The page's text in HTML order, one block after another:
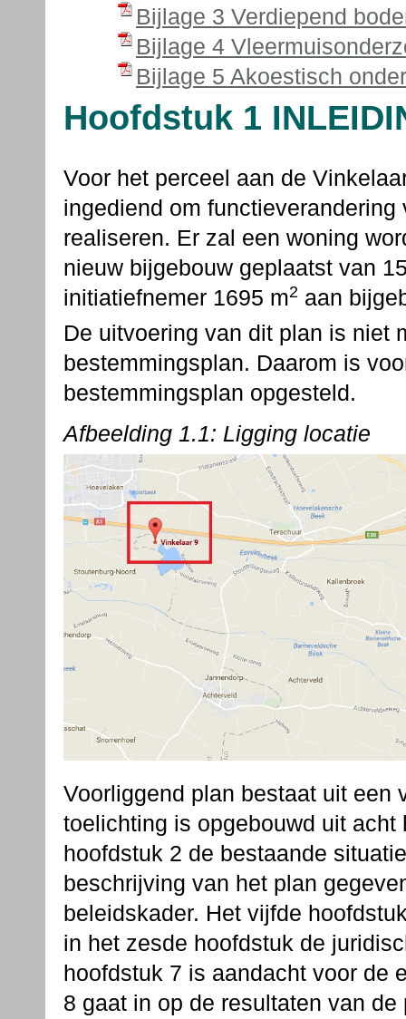
Bijlage 3 Verdiepend
Bijlage 4
Bijlage 5 Akoestisch
Hoofdstuk 1
Voor het perceel aan de
ingediend om
realiseren. Er zal een woning
nieuw bijgebouw geplaatst van
initiatiefnemer 1695 m2 aan
De uitvoering van dit plan is niet
bestemmingsplan. Daarom is
bestemmingsplan opgesteld.
Afbeelding 1.1: Ligging locatie
Voorliggend plan bestaat uit een
toelichting is opgebouwd uit
hoofdstuk 2 de bestaande
beschrijving van het plan
beleidskader. Het vijfde
in het zesde hoofdstuk de
hoofdstuk 7 is aandacht voor de
8 gaat in op de resultaten van